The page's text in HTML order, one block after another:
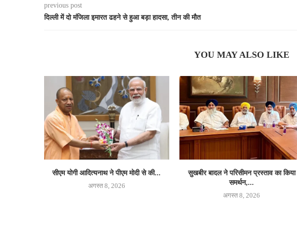
previous post
दिल्ली में दो मंजिला इमारत ढहने से हुआ बड़ा हादसा, तीन की मौत
YOU MAY ALSO LIKE
सीएम योगी आदित्यनाथ ने पीएम मोदी से की...
अगस्त 8, 2026
सुखबीर बादल ने परिसीमन प्रस्ताव का किया
समर्थन,...
अगस्त 8, 2026